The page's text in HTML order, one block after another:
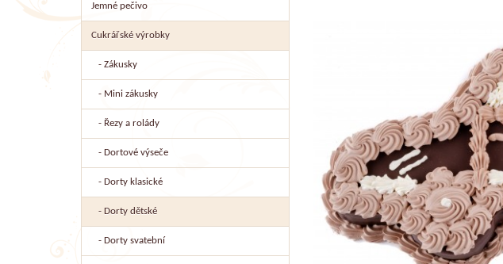
Jemné pečivo
Cukrářské výrobky
- Zákusky
- Mini zákusky
- Řezy a rolády
- Dortové výseče
- Dorty klasické
- Dorty dětské
- Dorty svatební